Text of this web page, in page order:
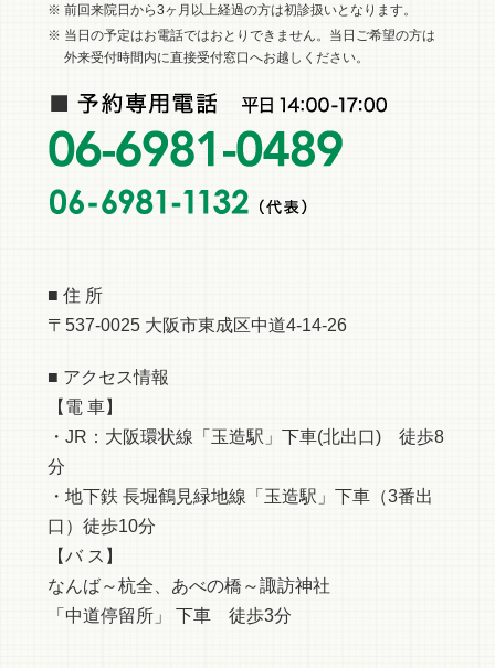
※ 前回来院日から3ヶ月以上経過の方は初診扱いとなります。
※ 当日の予定はお電話ではおとりできません。当日ご希望の方は
外来受付時間内に直接受付窓口へお越しください。
■ 住 所
〒537-0025 大阪市東成区中道4-14-26
■ アクセス情報
【電 車】
・JR：大阪環状線「玉造駅」下車(北出口) 徒歩8
分
・地下鉄 長堀鶴見緑地線「玉造駅」下車（3番出
口）徒歩10分
【バ ス】
なんば～杭全、あべの橋～諏訪神社
「中道停留所」 下車 徒歩3分